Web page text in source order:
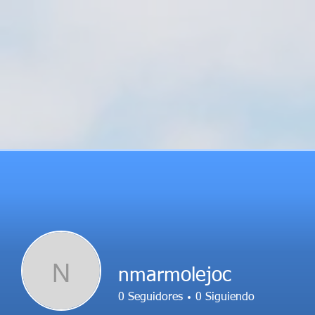
N nmarmolejoc
0 Seguidores 0 Siguiendo